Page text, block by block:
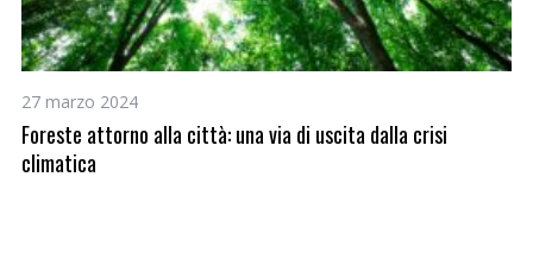
27 marzo 2024
Foreste attorno alla città: una via di uscita dalla crisi
climatica